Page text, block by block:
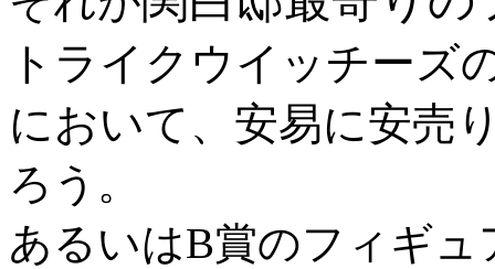
トライクウイッチーズ
において、安易に安売
ろう。
あるいはB賞のフィギ